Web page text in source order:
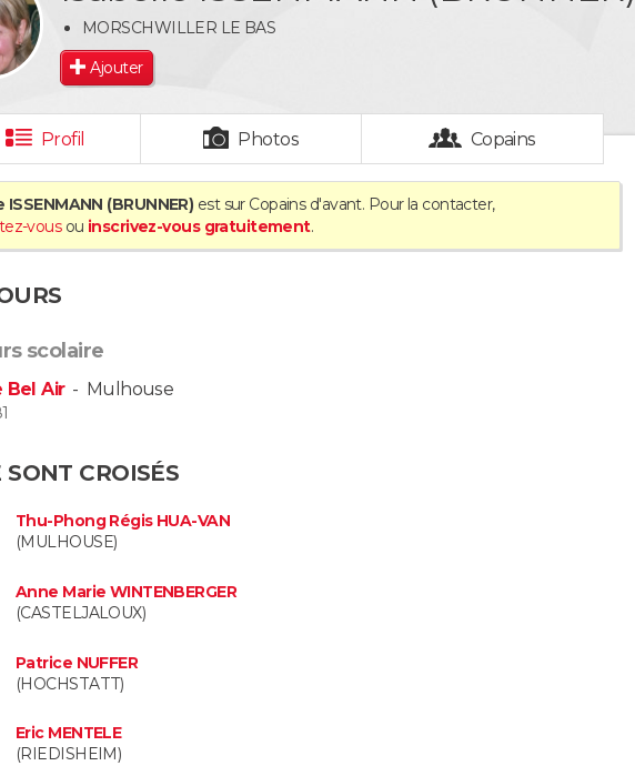
MORSCHWILLER LE BAS
Ajouter
Profil Photos Copains
ISSENMANN (BRUNNER) est sur Copains d'avant. Pour la contacter,
vousou inscrivez-vous gratuitement.
scolaire
Bel Air- Mulhouse
SONT CROISÉS
Thu-Phong Régis HUA-VAN
(MULHOUSE)
Anne Marie WINTENBERGER
(CASTELJALOUX)
Patrice NUFFER
(HOCHSTATT)
Eric MENTELE
(RIEDISHEIM)